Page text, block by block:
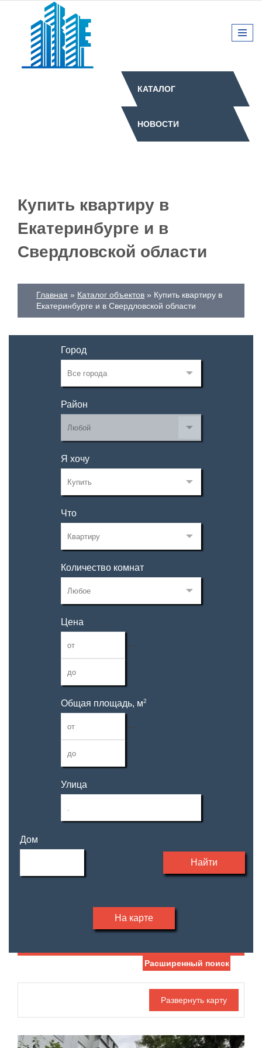
КАТАЛОГ
НОВОСТИ
Купить квартиру в
Екатеринбурге и в
Свердловской области
Главная Каталог объектов
Купить квартиру в
Екатеринбурге и в Свердловской области
Город
Район
Я хочу
Что
Количество комнат
Цена
—
Общая площадь, м2
—
Улица
Дом
Найти
На карте
Жилая площадь
—
Площадь кухни
Расширенный поиск